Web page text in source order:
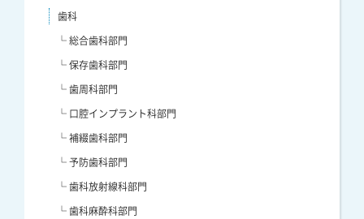
歯科
└ 総合歯科部門
└ 保存歯科部門
└ 歯周科部門
└ 口腔インプラント科部門
└ 補綴歯科部門
└ 予防歯科部門
└ 歯科放射線科部門
└ 歯科麻酔科部門